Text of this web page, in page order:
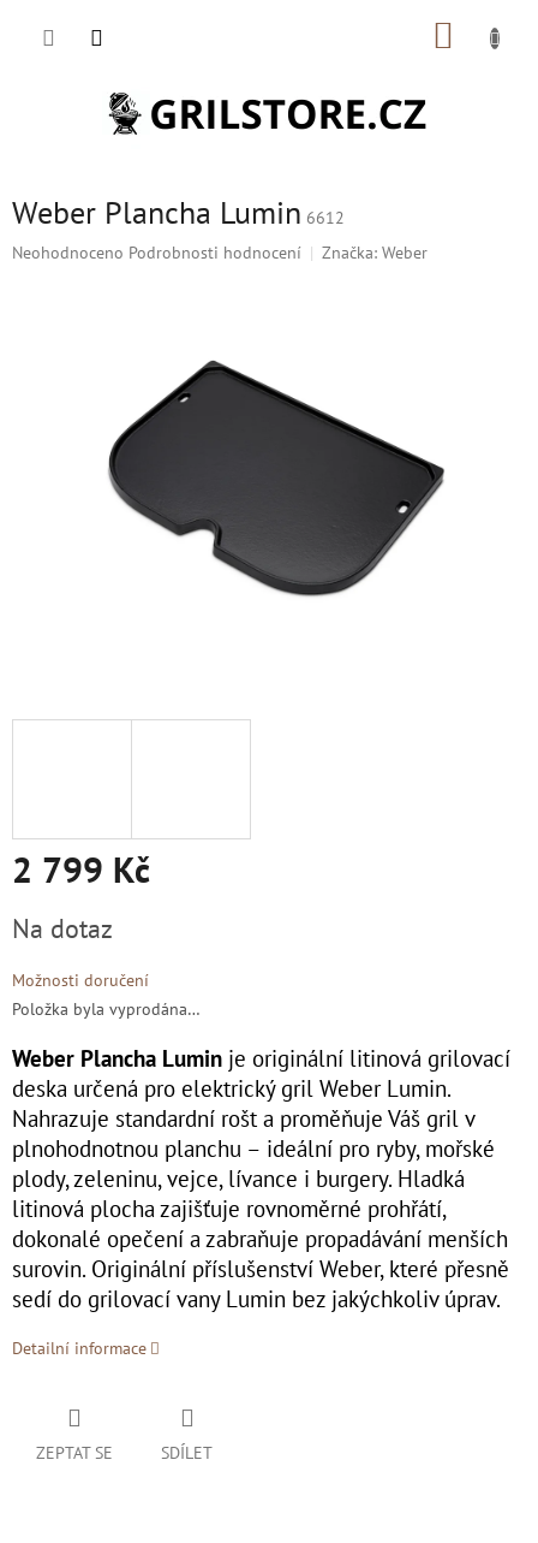
Weber Plancha Lumin 6612
Průměrné
Neohodnoceno Podrobnosti hodnocení Značka: Weber
2 799 Kč
cena:
Na dotaz
Možnosti doručení
Položka byla vyprodána…
Weber Plancha Lumin je originální litinová grilovací
deska určená pro elektrický gril Weber Lumin.
Nahrazuje standardní rošt a proměňuje Váš gril v
plnohodnotnou planchu – ideální pro ryby, mořské
plody, zeleninu, vejce, lívance i burgery. Hladká
litinová plocha zajišťuje rovnoměrné prohřátí,
dokonalé opečení a zabraňuje propadávání menších
surovin. Originální příslušenství Weber, které přesně
sedí do grilovací vany Lumin bez jakýchkoliv úprav.
Detailní informace
ZEPTAT SE SDÍLET